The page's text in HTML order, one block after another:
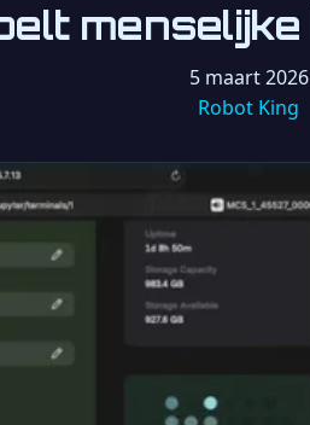
5 maart 2026
Robot King